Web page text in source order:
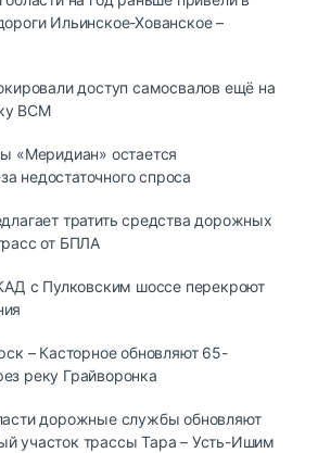
Ильинское-Хованское –
доступ самосвалов ещё на
ВСМ
«Меридиан» остается
недостаточного спроса
тратить средства дорожных
от БПЛА
с Пулковским шоссе перекроют
– Касторное обновляют 65-
реку Грайворонка
дорожные службы обновляют
участок трассы Тара – Усть-Ишим